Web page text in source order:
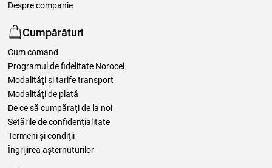
Despre companie
Cumpărături
Cum comand
Programul de fidelitate Norocei
Modalităţi şi tarife transport
Modalităţi de plată
De ce să cumpăraţi de la noi
Setările de confidențialitate
Termeni şi condiţii
Îngrijirea așternuturilor